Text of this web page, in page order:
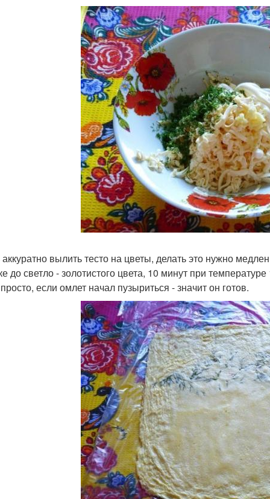
вылить тесто на цветы, делать это нужно
до светло - золотистого цвета, 10 минут при
если омлет начал пузыриться - значит он готов.